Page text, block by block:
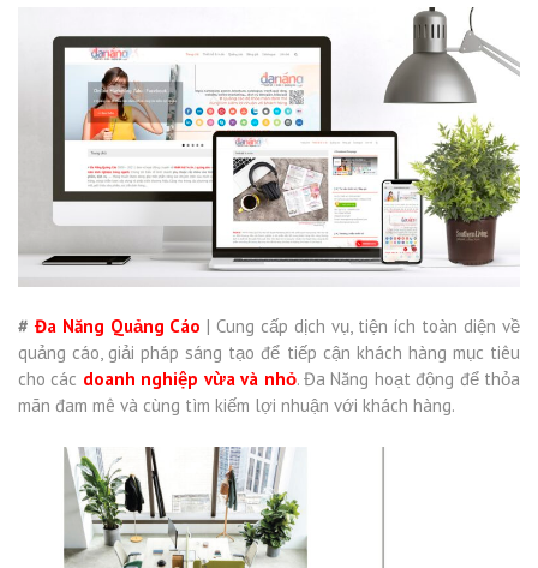
#Đa Năng Quảng Cáo | Cung cấp dịch vụ, tiện ích toàn diện về
quảng cáo, giải pháp sáng tạo để tiếp cận khách hàng mục tiêu
cho các doanh nghiệp vừa và nhỏ. Đa Năng hoạt động để thỏa
mãn đam mê và cùng tìm kiếm lợi nhuận với khách hàng.